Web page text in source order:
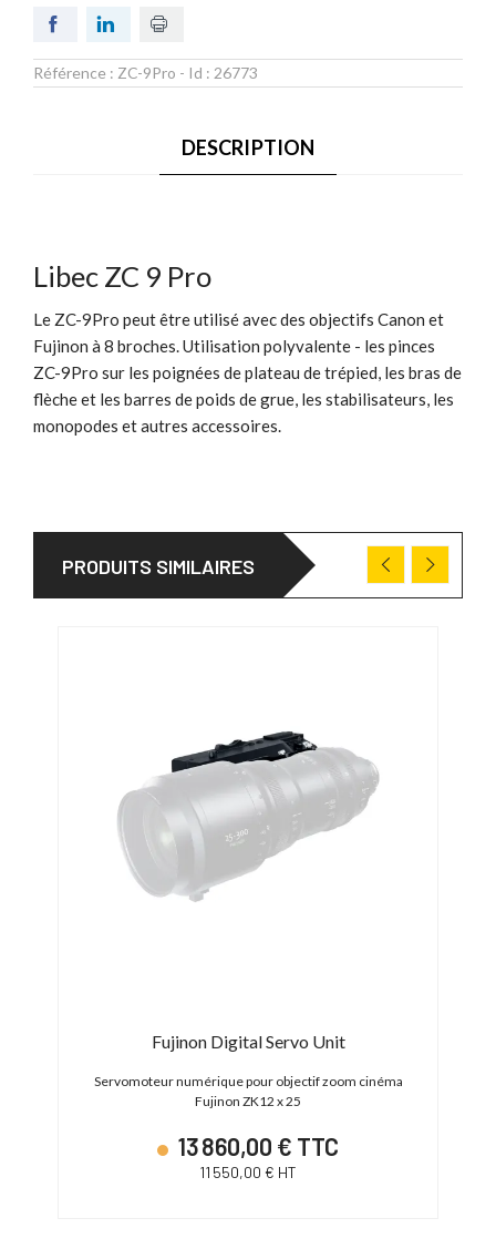
Référence : ZC-9Pro - Id : 26773
DESCRIPTION
Libec ZC 9 Pro
Le ZC-9Pro peut être utilisé avec des objectifs Canon et
Fujinon à 8 broches. Utilisation polyvalente - les pinces
ZC-9Pro sur les poignées de plateau de trépied, les bras de
flèche et les barres de poids de grue, les stabilisateurs, les
monopodes et autres accessoires.
PRODUITS SIMILAIRES
Fujinon Digital Servo Unit
Servomoteur numérique pour objectif zoom cinéma
Fujinon ZK12 x 25
13 860,00 € TTC
11 550,00 € HT